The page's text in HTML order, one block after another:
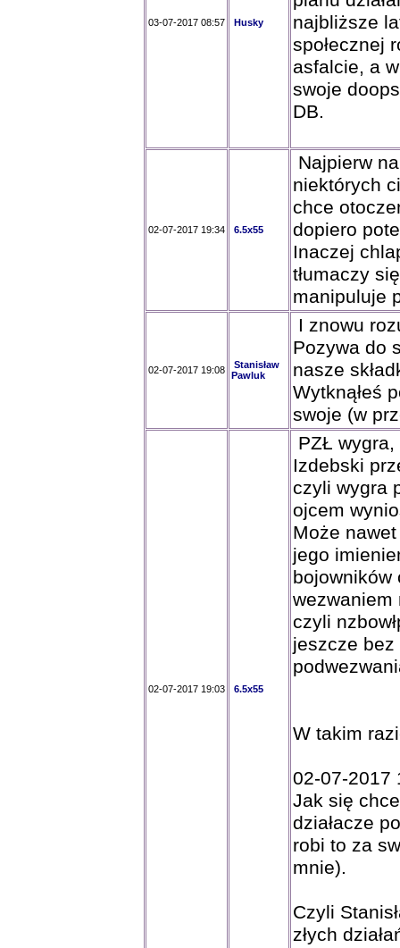
03-07-2017 08:57 Husky
najbliższe
społecznej
asfalcie, a
swoje
DB.
02-07-2017 19:34 6.5x55
Najpierw
niektórych
chce
dopiero
Inaczej
tłumaczy
manipuluje
02-07-2017 19:08
Stanisław
Pawluk
I znowu
Pozywa do
nasze
Wytknąłeś
swoje (w
02-07-2017 19:03 6.5x55
PZŁ
Izdebski
czyli wygra
ojcem
Może
jego
bojowników
wezwaniem
czyli
jeszcze
W takim
02-07-2017
Jak się
działacze
robi to za
mnie).
Czyli
złych